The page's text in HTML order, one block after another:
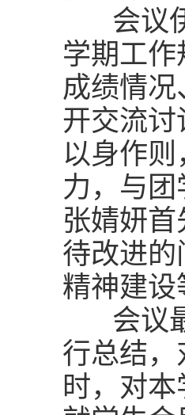
会议伊
学期工
成绩情
开交流
以身作
力，与
张婧妍
待改进
精神建
会议最
行总结
时，对